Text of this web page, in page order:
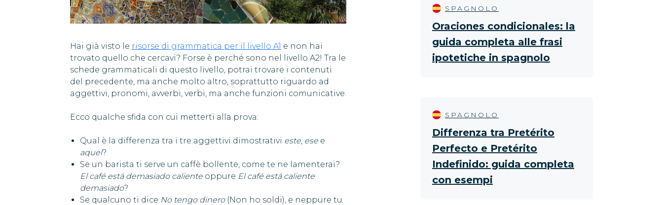
Hai già visto le risorse di grammatica per il livello A1 e non hai
trovato quello che cercavi? Forse è perché sono nel livello A2! Tra le
schede grammaticali di questo livello, potrai trovare i contenuti
del precedente, ma anche molto altro, soprattutto riguardo ad
aggettivi, pronomi, avverbi, verbi, ma anche funzioni comunicative.
Ecco qualche sfida con cui metterti alla prova:
Qual è la differenza tra i tre aggettivi dimostrativi este, ese e
aquel?
Se un barista ti serve un caffè bollente, come te ne lamenterai?
El café está demasiado caliente oppure El café está caliente
demasiado?
Se qualcuno ti dice No tengo dinero(Non ho soldi), e neppure tu
SPAGNOLO
Oraciones condicionales: la
guida completa alle frasi
ipotetiche in spagnolo
SPAGNOLO
Differenza tra Pretérito
Perfecto e Pretérito
Indefinido: guida completa
con esempi